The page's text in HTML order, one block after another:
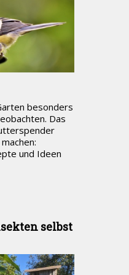
besonders
Das
und Ideen
selbst